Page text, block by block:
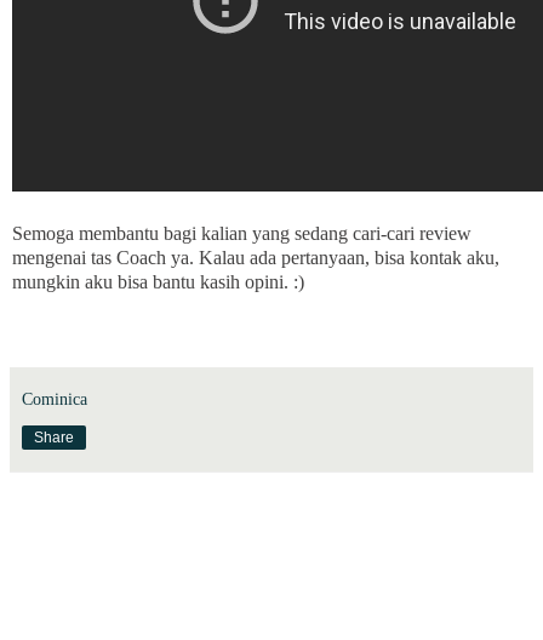
Semoga membantu bagi kalian yang sedang cari-cari review
mengenai tas Coach ya. Kalau ada pertanyaan, bisa kontak aku,
mungkin aku bisa bantu kasih opini. :)
Cominica
Share